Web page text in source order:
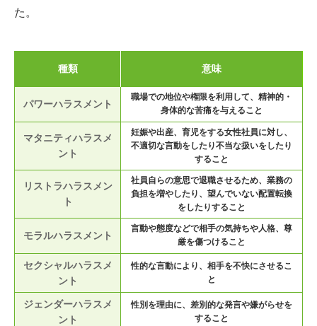
た。
種類 意味
パワーハラスメント
職場での地位や権限を利用して、精神的・
身体的な苦痛を与えること
マタニティハラスメ
ント
妊娠や出産、育児をする女性社員に対し、
不適切な言動をしたり不当な扱いをしたり
すること
リストラハラスメン
ト
社員自らの意思で退職させるため、業務の
負担を増やしたり、望んでいない配置転換
をしたりすること
モラルハラスメント
言動や態度などで相手の気持ちや人格、尊
厳を傷つけること
セクシャルハラスメ
ント
性的な言動により、相手を不快にさせるこ
と
ジェンダーハラスメ
ント
性別を理由に、差別的な発言や嫌がらせを
すること